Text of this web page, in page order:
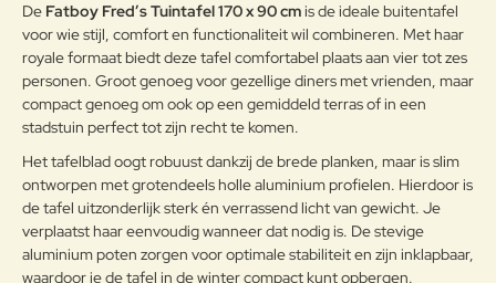
Aluminium
Je kunt je Fred’s producten het
beste schoonmaken met warm
water, groene zeep en een zachte
spons. Gebruik zeker geen
agressieve of schurende
schurende borstels of
sponzen.Belangrijk! Spoel je Fred’s
producten goed na met veel water
om de laatste zeepresten te
verwijderen en laat goed
drogen.Zorg ervoor dat je bij
Note:HTML-code wordt niet vertaald!
Waardering:
Waarderin
g:
Verder
De Fatboy Fred’s Tuintafel 170 x 90 cmis de ideale buitentafel
voor wie stijl, comfort en functionaliteit wil combineren. Met haar
royale formaat biedt deze tafel comfortabel plaats aan vier tot zes
personen. Groot genoeg voor gezellige diners met vrienden, maar
compact genoeg om ook op een gemiddeld terras of in een
stadstuin perfect tot zijn recht te komen.
Het tafelblad oogt robuust dankzij de brede planken, maar is slim
ontworpen met grotendeels holle aluminium profielen. Hierdoor is
de tafel uitzonderlijk sterk én verrassend licht van gewicht. Je
verplaatst haar eenvoudig wanneer dat nodig is. De stevige
aluminium poten zorgen voor optimale stabiliteit en zijn inklapbaar,
waardoor je de tafel in de winter compact kunt opbergen.